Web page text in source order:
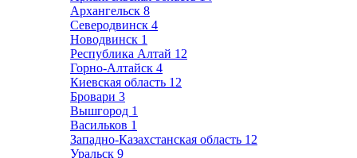
Архангельск 8
Северодвинск 4
Новодвинск 1
Республика Алтай 12
Горно-Алтайск 4
Киевская область 12
Бровари 3
Вышгород 1
Васильков 1
Западно-Казахстанская область 12
Уральск 9